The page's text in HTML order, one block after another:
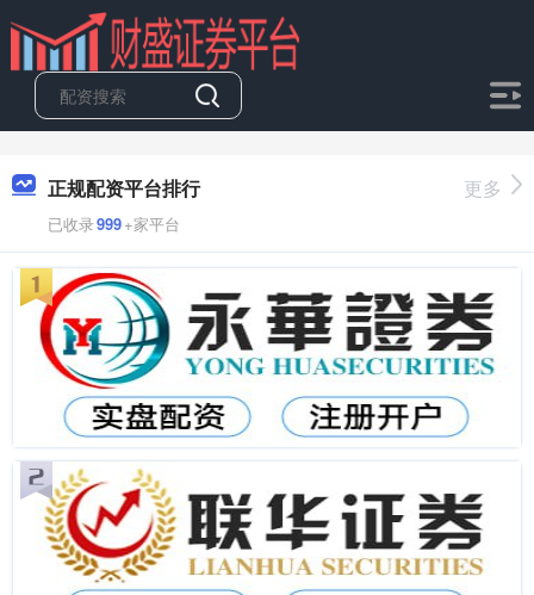
正规配资平台排行
已收录999+家平台
更多